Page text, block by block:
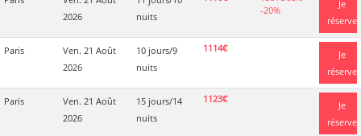
2026
nuits
-20%
Je
réserve
Paris
Ven. 21 Août
2026
10 jours/9
nuits
1114€
Je
réserve
Paris
Ven. 21 Août
2026
15 jours/14
nuits
1123€
Je
réserve